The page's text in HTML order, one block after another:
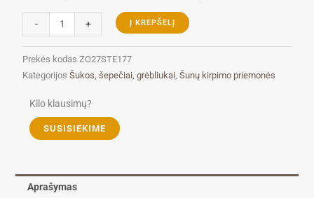
-
produkto
kiekis:
Dematter
sąvėlų
pjaustyklė,
+ Į KREPŠELĮ
Prekės kodasZO27STE177
Kategorijos Šukos, šepečiai, grėbliukai,Šunų kirpimo priemonės
Kilo klausimų?
SUSISIEKIME
Aprašymas